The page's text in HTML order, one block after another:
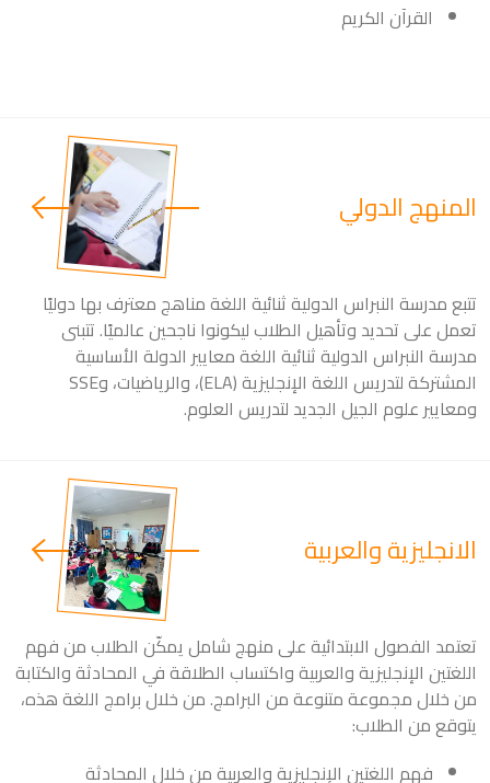
القرآن الكريم
المنهج الدولي
تتبع مدرسة النبراس الدولية ثنائية اللغة مناهج معترف بها دوليًا
تعمل على تحديد وتأهيل الطلاب ليكونوا ناجحين عالميًا. تتبنى
مدرسة النبراس الدولية ثنائية اللغة معايير الدولة الأساسية
المشتركة لتدريس اللغة الإنجليزية (ELA)، والرياضيات، وSSE
ومعايير علوم الجيل الجديد لتدريس العلوم.
الانجليزية والعربية
تعتمد الفصول الابتدائية على منهج شامل يمكّن الطلاب من فهم
اللغتين الإنجليزية والعربية واكتساب الطلاقة في المحادثة والكتابة
من خلال مجموعة متنوعة من البرامج. من خلال برامج اللغة هذه،
يتوقع من الطلاب:
فهم اللغتين الإنجليزية والعربية من خلال المحادثة